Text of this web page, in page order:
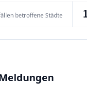
betroffene Städte